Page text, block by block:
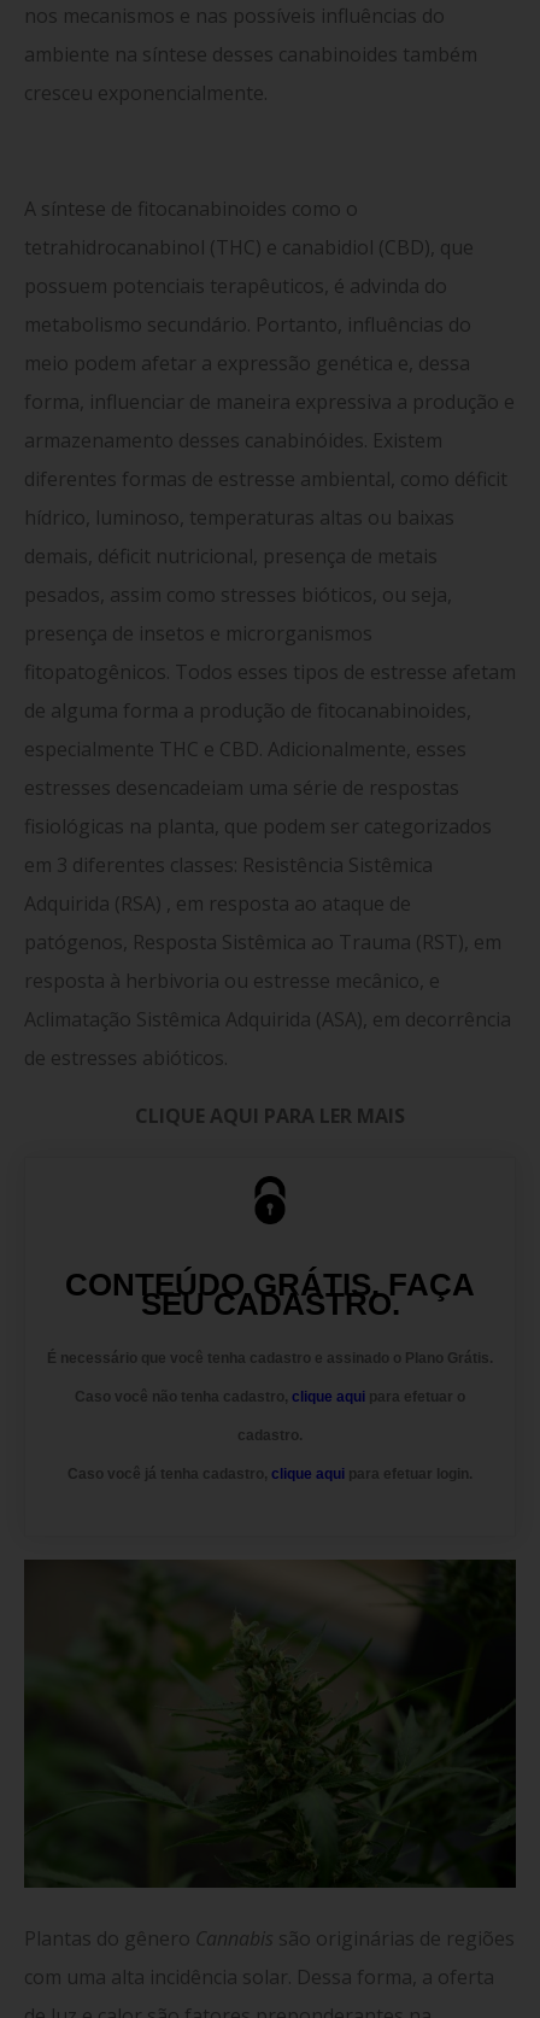
nos mecanismos e nas possíveis influências do
ambiente na síntese desses canabinoides também
cresceu exponencialmente.
A síntese de fitocanabinoides como o
tetrahidrocanabinol (THC) e canabidiol (CBD), que
possuem potenciais terapêuticos, é advinda do
metabolismo secundário. Portanto, influências do
meio podem afetar a expressão genética e, dessa
forma, influenciar de maneira expressiva a produção e
armazenamento desses canabinóides. Existem
diferentes formas de estresse ambiental, como déficit
hídrico, luminoso, temperaturas altas ou baixas
demais, déficit nutricional, presença de metais
pesados, assim como stresses bióticos, ou seja,
presença de insetos e microrganismos
fitopatogênicos. Todos esses tipos de estresse afetam
de alguma forma a produção de fitocanabinoides,
especialmente THC e CBD. Adicionalmente, esses
estresses desencadeiam uma série de respostas
fisiológicas na planta, que podem ser categorizados
em 3 diferentes classes: Resistência Sistêmica
Adquirida (RSA) , em resposta ao ataque de
patógenos, Resposta Sistêmica ao Trauma (RST), em
resposta à herbivoria ou estresse mecânico, e
Aclimatação Sistêmica Adquirida (ASA), em decorrência
de estresses abióticos.
CLIQUE AQUI PARA LER MAIS
CONTEÚDO GRÁTIS. FAÇA
SEU CADASTRO.
É necessário que você tenha cadastro e assinado o Plano Grátis.
Caso você não tenha cadastro, clique aqui para efetuar o
cadastro.
Caso você já tenha cadastro, clique aqui para efetuar login.
Plantas do gênero Cannabis são originárias de regiões
com uma alta incidência solar. Dessa forma, a oferta